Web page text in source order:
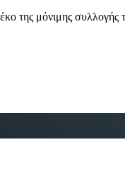
της μόνιμης συλλογής